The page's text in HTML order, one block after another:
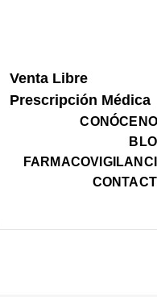
Venta Libre
Prescripción Médica